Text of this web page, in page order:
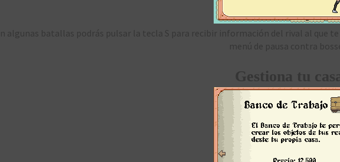
En algunas batallas podrás pulsar la tecla S para recibir información del rival al que
menú de pausa contra
Gestiona tu casa